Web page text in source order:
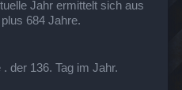
Jahr ermittelt sich aus
684 Jahre.
der 136. Tag im Jahr.